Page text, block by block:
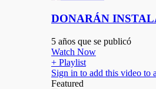
DONARÁN
5 años que se publicó
Watch Now
+ Playlist
Sign in to add this video to
Featured